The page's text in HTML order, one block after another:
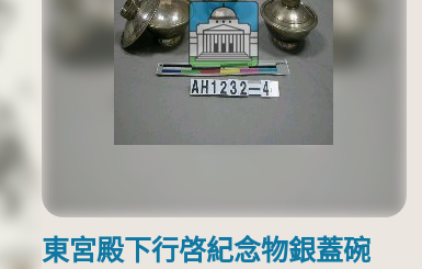
東宮殿下行啓紀念物銀蓋碗